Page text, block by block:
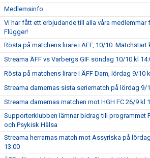
Medlemsinfo
Vi har fått ett erbjudande till alla våra medlemmar
Flügger!
Rösta på matchens lirare i ÄFF, 10/10. Matchstart
Streama ÄFF vs Varbergs GIF söndag 10/10 kl
Rösta på matchens lirare i ÄFF Dam, lördag 9/10
Streama damernas sista seriematch på lördag 9/
Streama damernas matchen mot HGH FC 26/9 kl
Supporterklubben lämnar bidrag till programmet
och Psykisk Hälsa
Streama herrarnas match mot Assyriska på
13.00